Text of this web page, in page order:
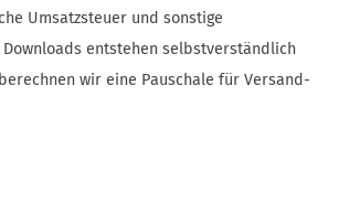
Buch
Umsatzsteuer und sonstige
Downloads entstehen selbstverständlich
wir eine Pauschale für Versand-